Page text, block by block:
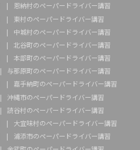
恩納村のペーパードライバー講習
東村のペーパードライバー講習
中城村のペーパードライバー講習
北谷町のペーパードライバー講習
本部町のペーパードライバー講習
与那原町のペーパードライバー講習
嘉手納町のペーパードライバー講習
沖縄市のペーパードライバー講習
読谷村のペーパードライバー講習
大宜味村のペーパードライバー講習
浦添市のペーパードライバー講習